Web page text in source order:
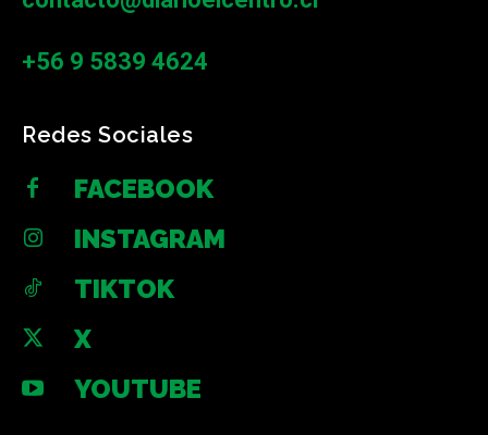
+56 9 5839 4624
Redes Sociales
FACEBOOK
INSTAGRAM
TIKTOK
X
YOUTUBE